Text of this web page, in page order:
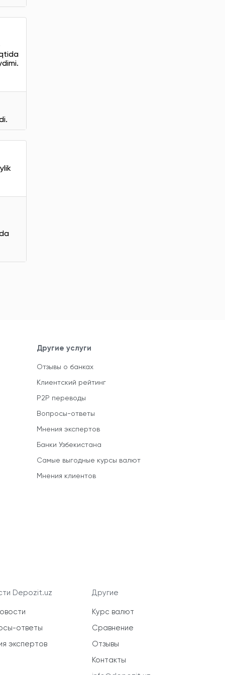
Другие услуги
Отзывы о банках
Клиентский рейтинг
P2P переводы
Вопросы-ответы
Мнения экспертов
Банки Узбекистана
Самые выгодные курсы валют
Мнения клиентов
Depozit.uz
ответы
экспертов
Другие
Курс валют
Сравнение
Отзывы
Контакты